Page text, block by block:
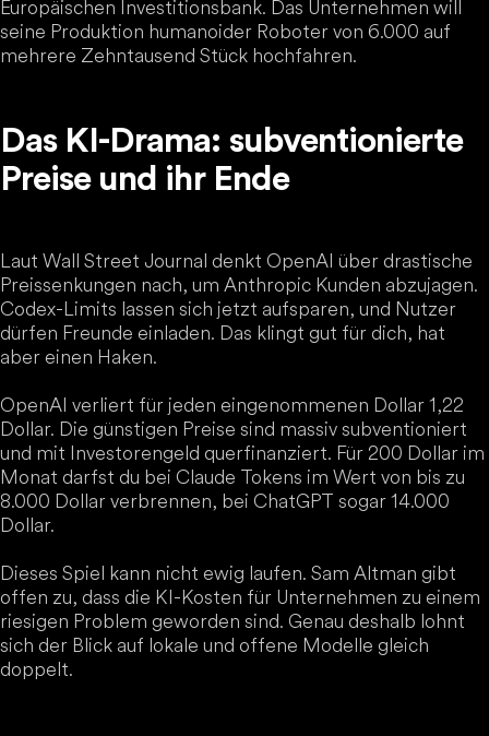
Europäischen Investitionsbank. Das Unternehmen will
seine Produktion humanoider Roboter von 6.000 auf
mehrere Zehntausend Stück hochfahren.
Das KI-Drama: subventionierte
Preise und ihr Ende
Laut Wall Street Journal denkt OpenAI über drastische
Preissenkungen nach, um Anthropic Kunden abzujagen.
Codex-Limits lassen sich jetzt aufsparen, und Nutzer
dürfen Freunde einladen. Das klingt gut für dich, hat
aber einen Haken.
OpenAI verliert für jeden eingenommenen Dollar 1,22
Dollar. Die günstigen Preise sind massiv subventioniert
und mit Investorengeld querfinanziert. Für 200 Dollar im
Monat darfst du bei Claude Tokens im Wert von bis zu
8.000 Dollar verbrennen, bei ChatGPT sogar 14.000
Dollar.
Dieses Spiel kann nicht ewig laufen. Sam Altman gibt
offen zu, dass die KI-Kosten für Unternehmen zu einem
riesigen Problem geworden sind. Genau deshalb lohnt
sich der Blick auf lokale und offene Modelle gleich
doppelt.